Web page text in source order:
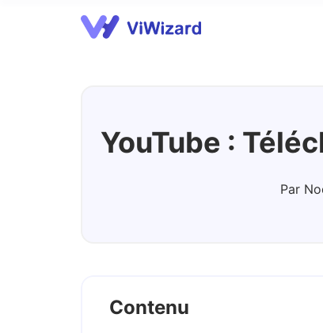
YouTube :
Par
Contenu